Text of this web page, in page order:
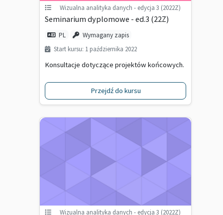
Wizualna analityka danych - edycja 3 (2022Z)
Seminarium dyplomowe - ed.3 (22Z)
PL Wymagany zapis
Start kursu: 1 października 2022
Konsultacje dotyczące projektów końcowych.
Przejdź do kursu
Wizualna analityka danych - edycja 3 (2022Z)